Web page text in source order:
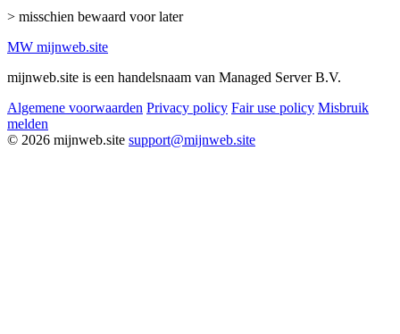
> misschien bewaard voor later
MW mijnweb.site
mijnweb.site is een handelsnaam van Managed Server B.V.
Algemene voorwaarden Privacy policy Fair use policy Misbruik
melden
© 2026 mijnweb.site support@mijnweb.site